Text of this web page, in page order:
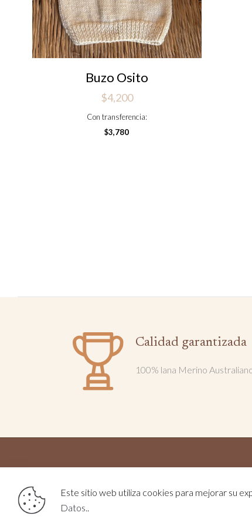
Buzo Osito
$4,200
Con transferencia:
$3,780
Calidad garantizada
100% lana Merino
Este sitio web utiliza cookies para mejorar su
Datos..